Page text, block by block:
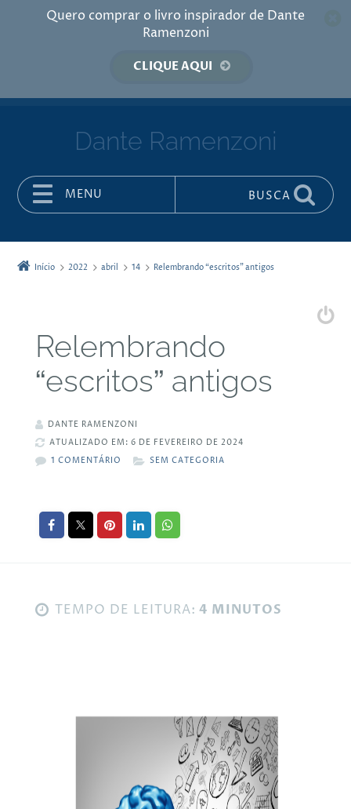
Quero comprar o livro inspirador de Dante
Ramenzoni
CLIQUE AQUI
Dante Ramenzoni
MENU BUSCA
Início 2022 abril 14 Relembrando “escritos” antigos
Relembrando
“escritos” antigos
DANTE RAMENZONI
ATUALIZADO EM: 6 DE FEVEREIRO DE 2024
1 COMENTÁRIO
SEM CATEGORIA
TEMPO DE LEITURA: 4 MINUTOS